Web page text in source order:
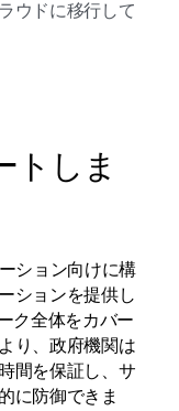
ウドに移行して
トしま
ション向けに構
ションを提供し
ク全体をカバー
り、政府機関は
間を保証し、サ
に防御できま